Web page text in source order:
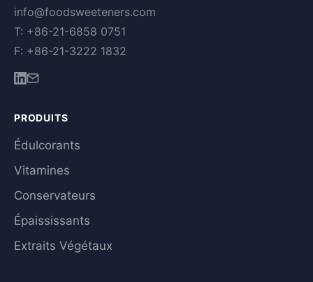
info@foodsweeteners.com
T: +86-21-6858 0751
F: +86-21-3222 1832
PRODUITS
Édulcorants
Vitamines
Conservateurs
Épaississants
Extraits Végétaux